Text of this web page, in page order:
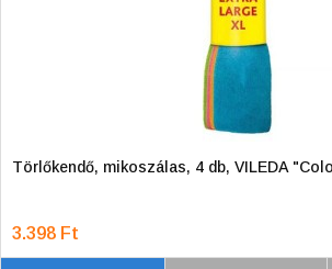
Törlőkendő, mikoszálas, 4 db, VILEDA
3.398 Ft